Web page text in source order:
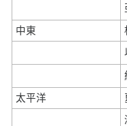
中東
太平洋